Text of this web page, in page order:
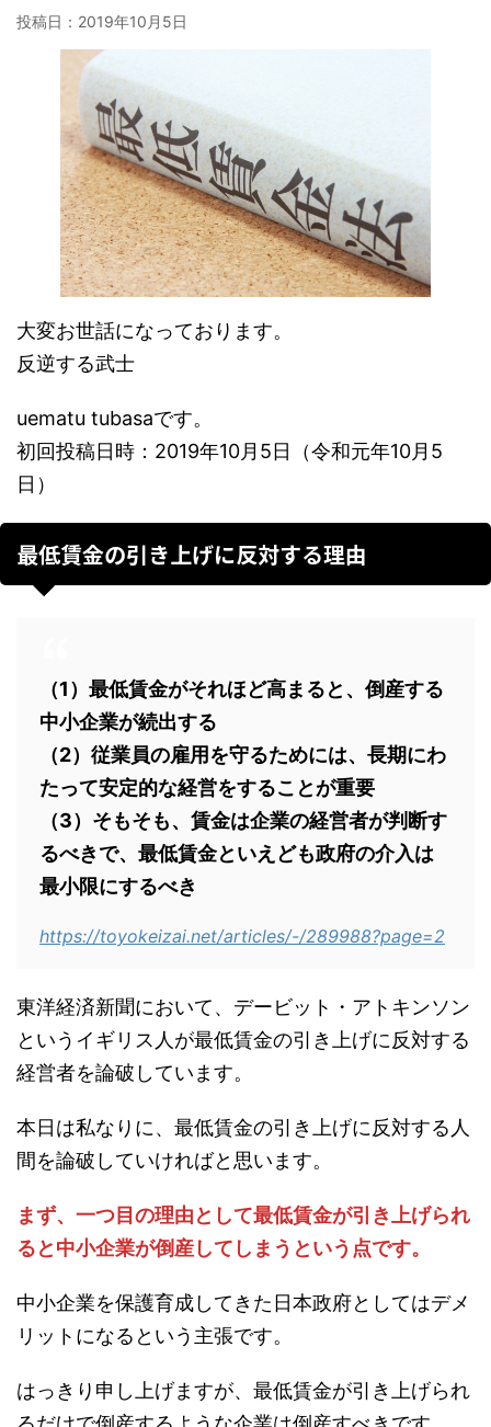
投稿日： 2019年10月5日
大変お世話になっております。
反逆する武士
uematu tubasaです。
初回投稿日時：2019年10月5日（令和元年10月5
日）
最低賃金の引き上げに反対する理由
（1）最低賃金がそれほど高まると、倒産する
中小企業が続出する
（2）従業員の雇用を守るためには、長期にわ
たって安定的な経営をすることが重要
（3）そもそも、賃金は企業の経営者が判断す
るべきで、最低賃金といえども政府の介入は
最小限にするべき
https://toyokeizai.net/articles/-/289988?page=2
東洋経済新聞において、デービット・アトキンソン
というイギリス人が最低賃金の引き上げに反対する
経営者を論破しています。
本日は私なりに、最低賃金の引き上げに反対する人
間を論破していければと思います。
まず、一つ目の理由として最低賃金が引き上げられ
ると中小企業が倒産してしまうという点です。
中小企業を保護育成してきた日本政府としてはデメ
リットになるという主張です。
はっきり申し上げますが、最低賃金が引き上げられ